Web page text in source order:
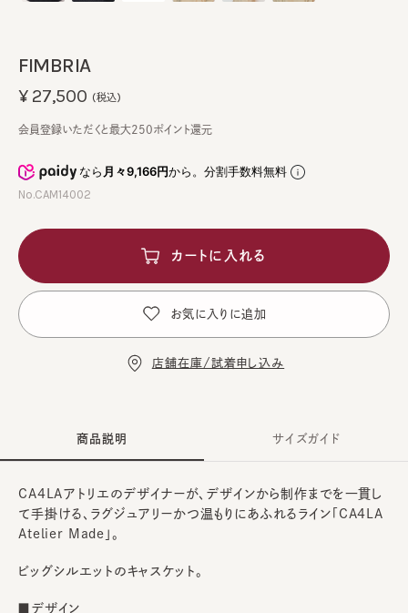
FIMBRIA
なら月々9,166円から。分割手数料無料
No.CAM14002
¥27,500 (税込)
会員登録いただくと最大250ポイント還元
カートに入れる
お気に入りに追加
店舗在庫/試着申し込み
商品説明
CA4LAアトリエのデザイナーが、デザインから制作までを一貫し
て手掛ける、ラグジュアリーかつ温もりにあふれるライン「CA4LA
Atelier Made」。
ビッグシルエットのキャスケット。
■デザイン
サイズガイド